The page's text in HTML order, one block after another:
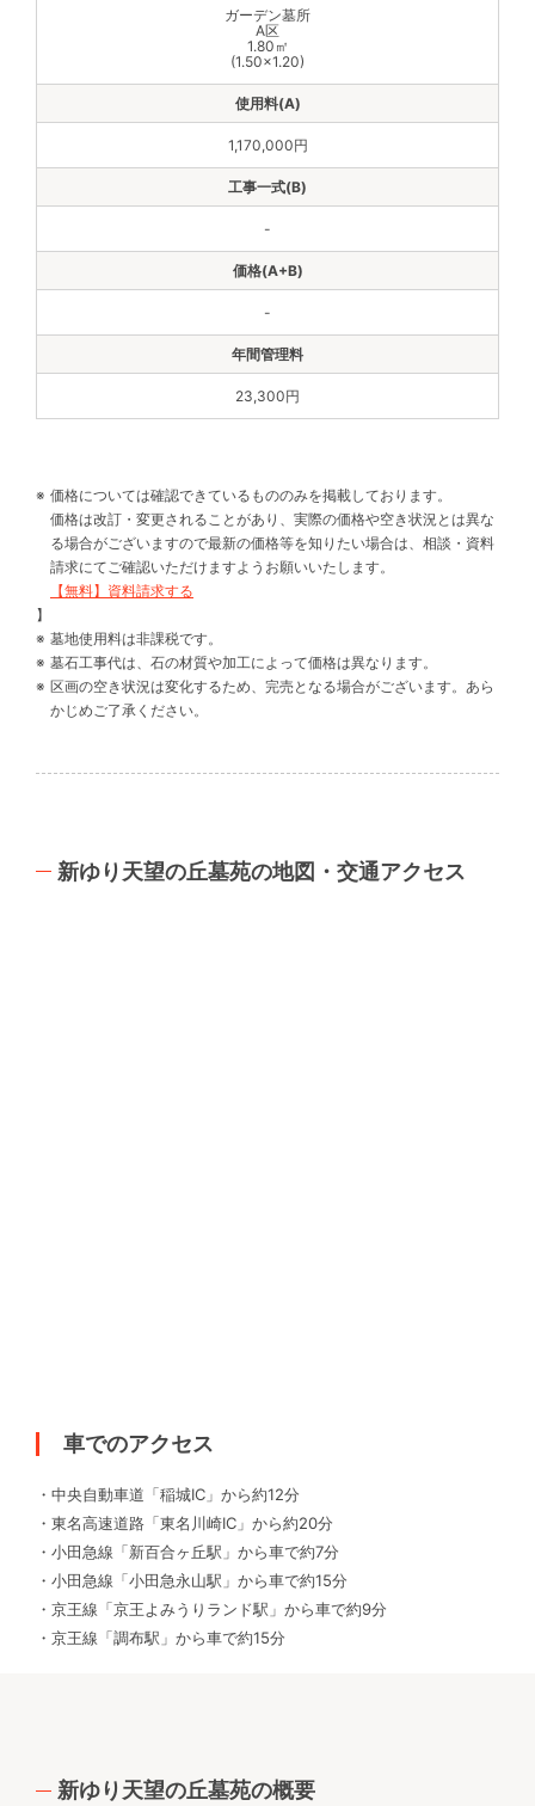
ガーデン墓所
A区
1.80㎡
(1.50×1.20)
1,170,000円
-
-
23,300円
価格については確認できているもののみを掲載しております。
価格は改訂・変更されることがあり、実際の価格や空き状況とは異な
る場合がございますので最新の価格等を知りたい場合は、相談・資料
請求にてご確認いただけますようお願いいたします。
【無料】資料請求する
】
墓地使用料は非課税です。
墓石工事代は、石の材質や加工によって価格は異なります。
区画の空き状況は変化するため、完売となる場合がございます。あら
かじめご了承ください。
新ゆり天望の丘墓苑の地図・交通アクセス
車でのアクセス
・中央自動車道「稲城IC」から約12分
・東名高速道路「東名川崎IC」から約20分
・小田急線「新百合ヶ丘駅」から車で約7分
・小田急線「小田急永山駅」から車で約15分
・京王線「京王よみうりランド駅」から車で約9分
・京王線「調布駅」から車で約15分
新ゆり天望の丘墓苑の概要